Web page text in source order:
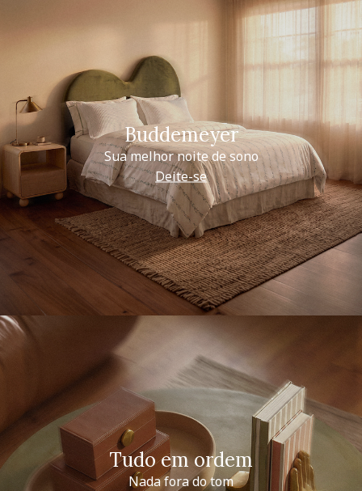
Buddemeyer
Sua melhor noite de sono
Deite-se
Tudo em ordem
Nada fora do tom